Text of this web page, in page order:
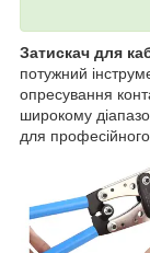
Затискач для
потужний
опресування
широкому
для